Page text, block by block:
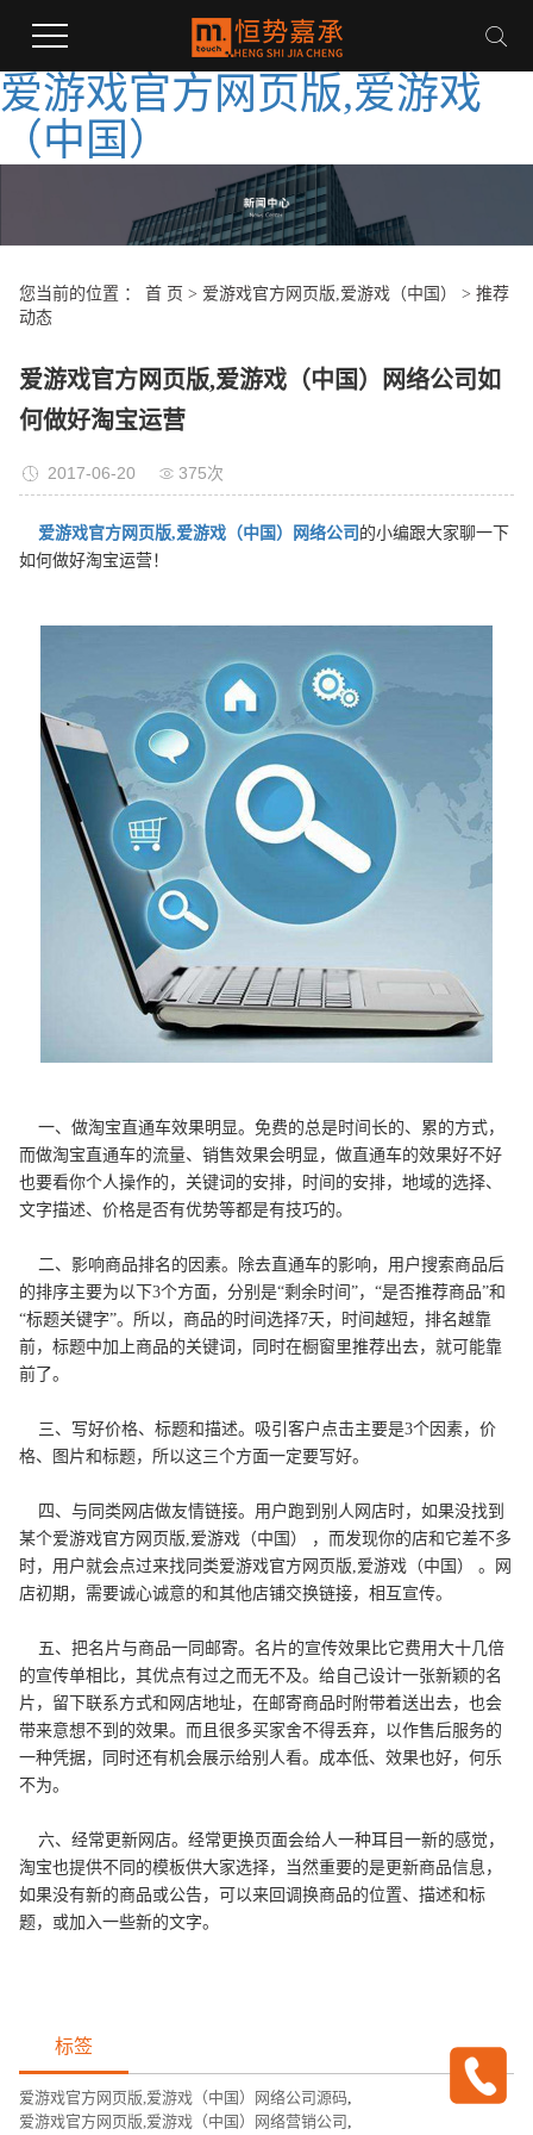
爱游戏官方网页版,爱游戏
（中国）
您当前的位置 ： 首 页 > 爱游戏官方网页版,爱游戏（中国） > 推荐
动态
爱游戏官方网页版,爱游戏（中国）网络公司如
何做好淘宝运营
2017-06-20 375次
爱游戏官方网页版,爱游戏（中国）网络公司 的小编跟大家聊一下
如何做好淘宝运营！
一、做淘宝直通车效果明显。免费的总是时间长的、累的方式，
而做淘宝直通车的流量、销售效果会明显，做直通车的效果好不好
也要看你个人操作的，关键词的安排，时间的安排，地域的选择、
文字描述、价格是否有优势等都是有技巧的。
二、影响商品排名的因素。除去直通车的影响，用户搜索商品后
的排序主要为以下3个方面，分别是“剩余时间”，“是否推荐商品”和
“标题关键字”。所以，商品的时间选择7天，时间越短，排名越靠
前，标题中加上商品的关键词，同时在橱窗里推荐出去，就可能靠
前了。
三、写好价格、标题和描述。吸引客户点击主要是3个因素，价
格、图片和标题，所以这三个方面一定要写好。
四、与同类网店做友情链接。用户跑到别人网店时，如果没找到
某个爱游戏官方网页版,爱游戏（中国） ，而发现你的店和它差不多
时，用户就会点过来找同类爱游戏官方网页版,爱游戏（中国） 。网
店初期，需要诚心诚意的和其他店铺交换链接，相互宣传。
五、把名片与商品一同邮寄。名片的宣传效果比它费用大十几倍
的宣传单相比，其优点有过之而无不及。给自己设计一张新颖的名
片，留下联系方式和网店地址，在邮寄商品时附带着送出去，也会
带来意想不到的效果。而且很多买家舍不得丢弃，以作售后服务的
一种凭据，同时还有机会展示给别人看。成本低、效果也好，何乐
不为。
六、经常更新网店。经常更换页面会给人一种耳目一新的感觉，
淘宝也提供不同的模板供大家选择，当然重要的是更新商品信息，
如果没有新的商品或公告，可以来回调换商品的位置、描述和标
题，或加入一些新的文字。
标签
爱游戏官方网页版,爱游戏（中国）网络公司源码,
爱游戏官方网页版,爱游戏（中国）网络营销公司